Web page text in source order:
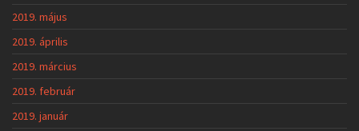
2019. május
2019. április
2019. március
2019. február
2019. január